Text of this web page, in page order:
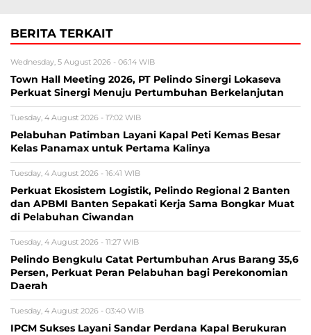
BERITA TERKAIT
Wednesday, 5 August 2026 - 06:14 WIB
Town Hall Meeting 2026, PT Pelindo Sinergi Lokaseva
Perkuat Sinergi Menuju Pertumbuhan Berkelanjutan
Tuesday, 4 August 2026 - 17:02 WIB
Pelabuhan Patimban Layani Kapal Peti Kemas Besar
Kelas Panamax untuk Pertama Kalinya
Tuesday, 4 August 2026 - 16:41 WIB
Perkuat Ekosistem Logistik, Pelindo Regional 2 Banten
dan APBMI Banten Sepakati Kerja Sama Bongkar Muat
di Pelabuhan Ciwandan
Tuesday, 4 August 2026 - 11:27 WIB
Pelindo Bengkulu Catat Pertumbuhan Arus Barang 35,6
Persen, Perkuat Peran Pelabuhan bagi Perekonomian
Daerah
Tuesday, 4 August 2026 - 03:40 WIB
IPCM Sukses Layani Sandar Perdana Kapal Berukuran